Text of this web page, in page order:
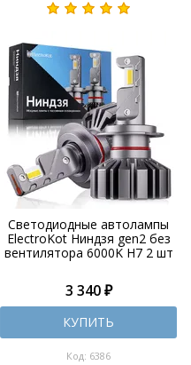
Светодиодные автолампы
ElectroKot Ниндзя gen2 без
вентилятора 6000K H7 2 шт
3 340 ₽
КУПИТЬ
Код: 6386